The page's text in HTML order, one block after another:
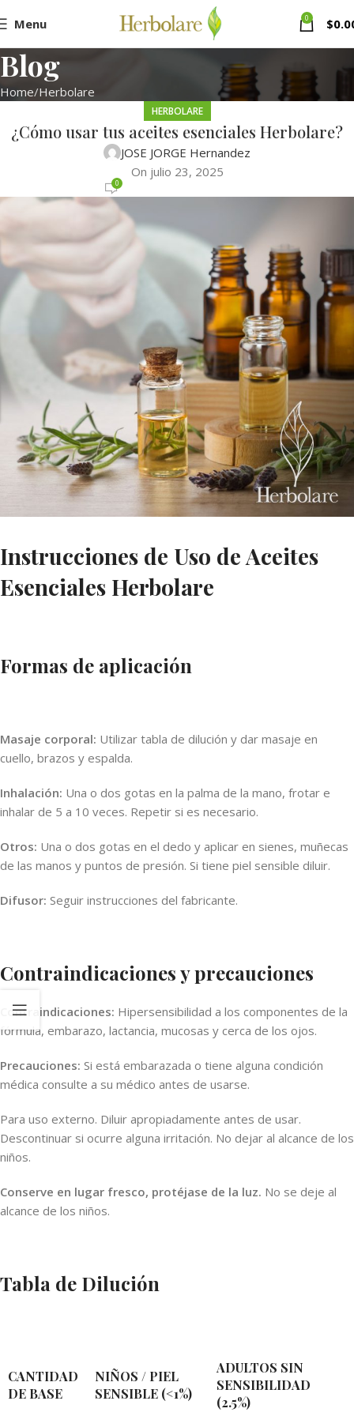
Menu 0 $
Blog
Home Herbolare
HERBOLARE
¿Cómo usar tus aceites esenciales Herbolare?
JOSE JORGE Hernandez
On julio 23, 2025
0
Instrucciones de Uso de Aceites
Esenciales Herbolare
Formas de aplicación
Masaje corporal: Utilizar tabla de dilución y dar masaje en
cuello, brazos y espalda.
Inhalación: Una o dos gotas en la palma de la mano, frotar e
inhalar de 5 a 10 veces. Repetir si es necesario.
Otros: Una o dos gotas en el dedo y aplicar en sienes, muñecas
de las manos y puntos de presión. Si tiene piel sensible diluir.
Difusor: Seguir instrucciones del fabricante.
Contraindicaciones y precauciones
Contraindicaciones: Hipersensibilidad a los componentes de la
fórmula, embarazo, lactancia, mucosas y cerca de los ojos.
Precauciones: Si está embarazada o tiene alguna condición
médica consulte a su médico antes de usarse.
Para uso externo. Diluir apropiadamente antes de usar.
Descontinuar si ocurre alguna irritación. No dejar al alcance de los
niños.
Conserve en lugar fresco, protéjase de la luz. No se deje al
alcance de los niños.
Tabla de Dilución
CANTIDAD
DE BASE
NIÑOS / PIEL
SENSIBLE (<1%)
ADULTOS SIN
SENSIBILIDAD
(2.5%)